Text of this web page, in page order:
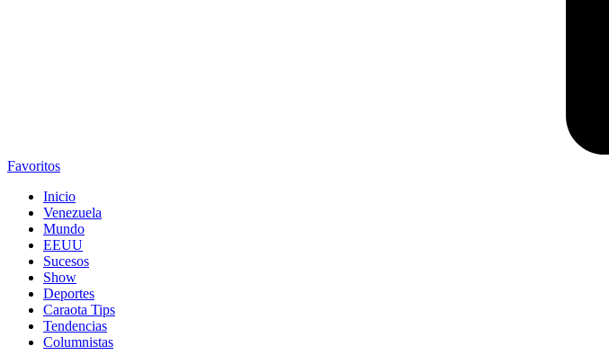
Favoritos
Inicio
Venezuela
Mundo
EEUU
Sucesos
Show
Deportes
Caraota Tips
Tendencias
Columnistas